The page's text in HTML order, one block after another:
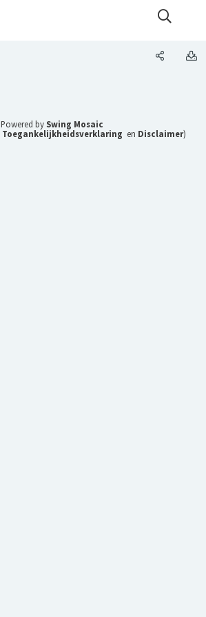
Powered by Swing Mosaic
Toegankelijkheidsverklaring en Disclaimer)